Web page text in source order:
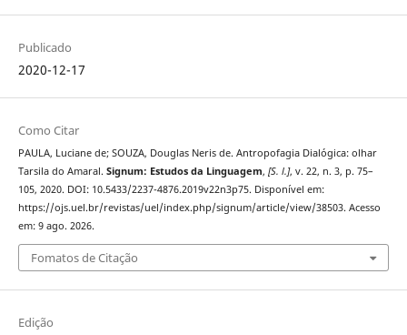
Publicado
2020-12-17
Como Citar
PAULA, Luciane de; SOUZA, Douglas Neris de. Antropofagia Dialógica: olhar
Tarsila do Amaral. Signum: Estudos da Linguagem, [S. l.], v. 22, n. 3, p. 75–
105, 2020. DOI: 10.5433/2237-4876.2019v22n3p75. Disponível em:
https://ojs.uel.br/revistas/uel/index.php/signum/article/view/38503. Acesso
em: 9 ago. 2026.
Fomatos de Citação
Edição